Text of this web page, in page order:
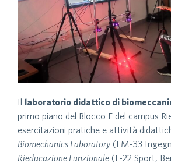
Il laboratorio didattico di
primo piano del Blocco F del campus
esercitazioni pratiche e attività
Biomechanics Laboratory (LM-33
Rieducazione Funzionale (L-22 Sport,